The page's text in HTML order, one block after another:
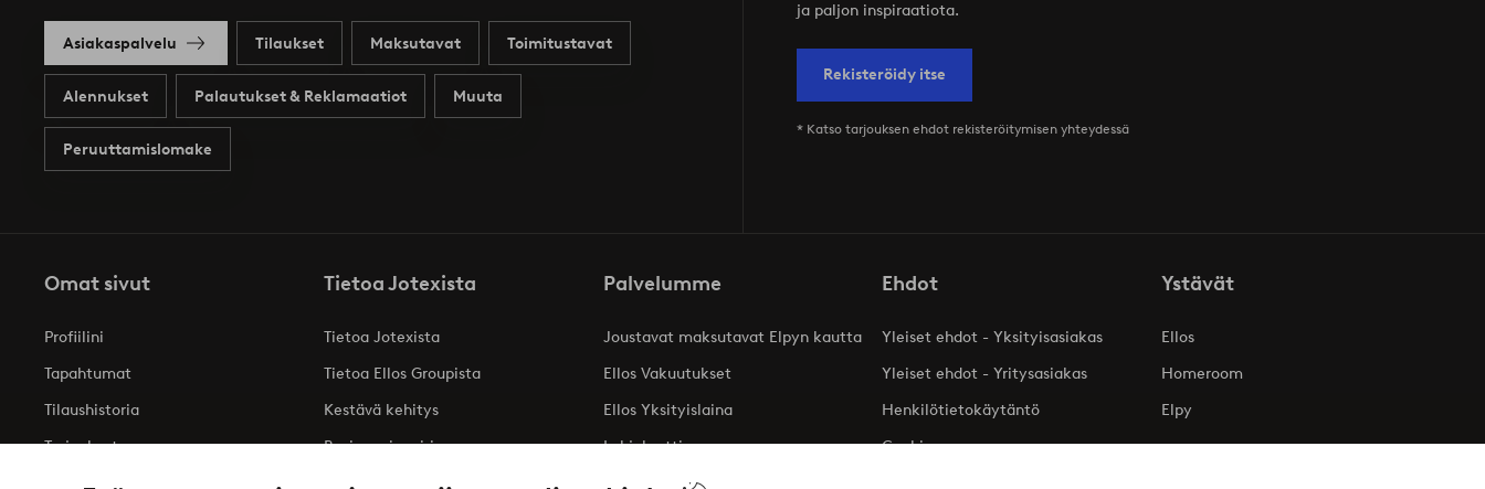
Asiakaspalvelu Tilaukset Maksutavat Toimitustavat
Alennukset Palautukset & Reklamaatiot Muuta
Peruuttamislomake
ja paljon inspiraatiota.
Rekisteröidy itse
* Katso tarjouksen ehdot rekisteröitymisen yhteydessä
Omat sivut
Profiilini
Tapahtumat
Tilaushistoria
Tarjoukset
Tietoa Jotexista
Tietoa Jotexista
Tietoa Ellos Groupista
Kestävä kehitys
Business inquiries
Saavutettavuusseloste
Palvelumme
Joustavat maksutavat Elpyn kautta
Ellos Vakuutukset
Ellos Yksityislaina
Lahjakortti
Ehdot
Yleiset ehdot - Yksityisasiakas
Yleiset ehdot - Yritysasiakas
Henkilötietokäytäntö
Cookies
Ystävät
Ellos
Homeroom
Elpy